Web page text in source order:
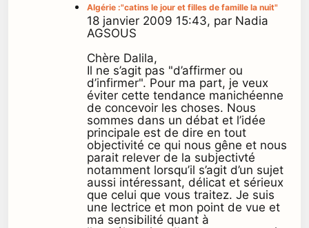
Algérie :"catins le jour et filles de famille la nuit"
18 janvier 2009 15:43, par Nadia
AGSOUS
Chère Dalila,
Il ne s’agit pas "d’affirmer ou
d’infirmer". Pour ma part, je veux
éviter cette tendance manichéenne
de concevoir les choses. Nous
sommes dans un débat et l’idée
principale est de dire en tout
objectivité ce qui nous gêne et nous
parait relever de la subjectivté
notamment lorsqu’il s’agit d’un sujet
aussi intéressant, délicat et sérieux
que celui que vous traitez. Je suis
une lectrice et mon point de vue et
ma sensibilité quant à